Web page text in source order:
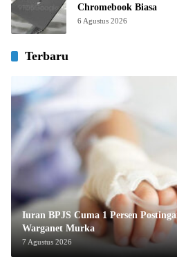
Chromebook Biasa
6 Agustus 2026
Terbaru
Iuran BPJS Cuma 1 Persen
Warganet Murka
7 Agustus 2026